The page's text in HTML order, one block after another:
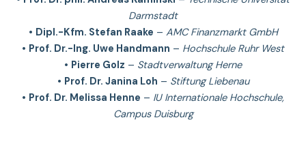
Darmstadt
• Dipl.-Kfm. Stefan Raake – AMC Finanzmarkt GmbH
• Prof. Dr.-Ing. Uwe Handmann – Hochschule Ruhr West
• Pierre Golz – Stadtverwaltung Herne
• Prof. Dr. Janina Loh – Stiftung Liebenau
• Prof. Dr. Melissa Henne – IU Internationale Hochschule,
Campus Duisburg